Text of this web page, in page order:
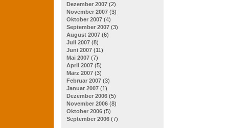
Dezember 2007 (2)
November 2007 (3)
Oktober 2007 (4)
September 2007 (3)
August 2007 (6)
Juli 2007 (8)
Juni 2007 (11)
Mai 2007 (7)
April 2007 (5)
März 2007 (3)
Februar 2007 (3)
Januar 2007 (1)
Dezember 2006 (5)
November 2006 (8)
Oktober 2006 (5)
September 2006 (7)